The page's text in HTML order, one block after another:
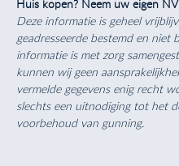
Huis kopen? Neem uw eigen
Deze informatie is geheel
geadresseerde bestemd en niet
informatie is met zorg
kunnen wij geen
vermelde gegevens enig recht
slechts een uitnodiging tot het
voorbehoud van gunning.